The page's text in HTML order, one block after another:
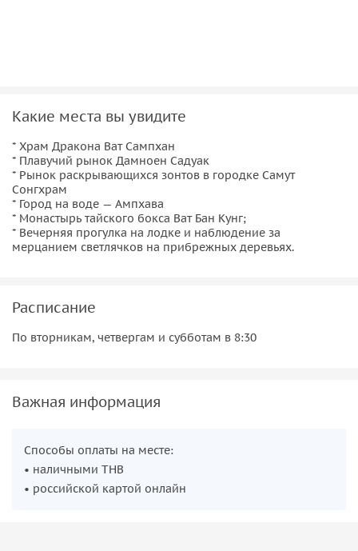
Какие места вы увидите
* Храм Дракона Ват Сампхан
* Плавучий рынок Дамноен Садуак
* Рынок раскрывающихся зонтов в городке Самут
Сонгхрам
* Город на воде — Ампхава
* Монастырь тайского бокса Ват Бан Кунг;
* Вечерняя прогулка на лодке и наблюдение за
мерцанием светлячков на прибрежных деревьях.
Расписание
По вторникам, четвергам и субботам в 8:30
Важная информация
Способы оплаты на месте:
• наличными THB
• российской картой онлайн